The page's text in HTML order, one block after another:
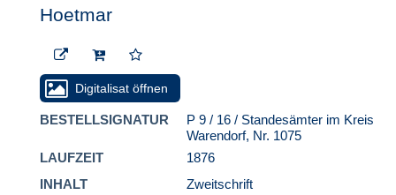
Standesamt Hoetmar
(1076) Sterberegister
Standesamt Hoetmar
(1077) Sterberegister
Hoetmar
Digitalisat öffnen
BESTELLSIGNATUR
P 9 / 16 / Standesämter im Kreis
Warendorf, Nr. 1075
LAUFZEIT
1876
INHALT
Zweitschrift